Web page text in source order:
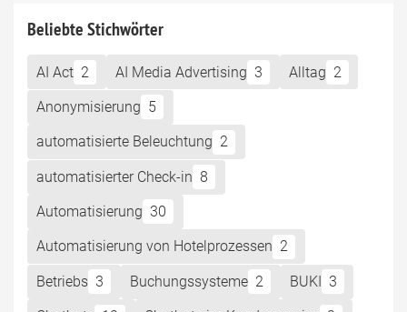
Beliebte Stichwörter
AI Act 2 AI Media Advertising 3 Alltag 2
Anonymisierung 5
automatisierte Beleuchtung 2
automatisierter Check-in 8
Automatisierung 30
Automatisierung von Hotelprozessen 2
Betriebs 3 Buchungssysteme 2 BUKI 3